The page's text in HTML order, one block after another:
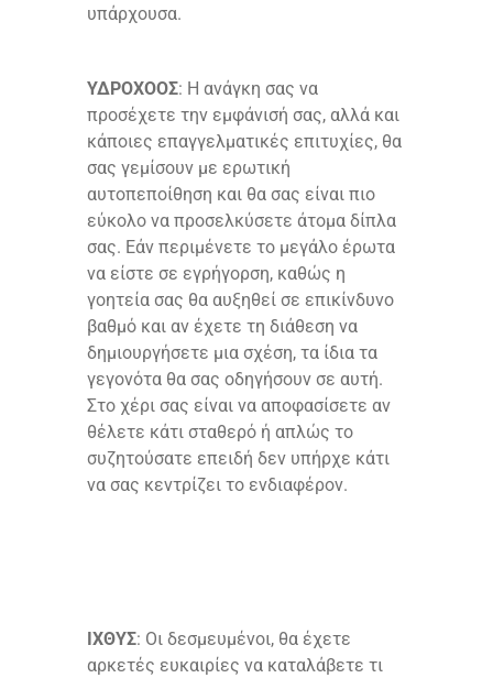
υπάρχουσα.
ΥΔΡΟΧΟΟΣ: Η ανάγκη σας να
προσέχετε την εμφάνισή σας, αλλά και
κάποιες επαγγελματικές επιτυχίες, θα
σας γεμίσουν με ερωτική
αυτοπεποίθηση και θα σας είναι πιο
εύκολο να προσελκύσετε άτομα δίπλα
σας. Εάν περιμένετε το μεγάλο έρωτα
να είστε σε εγρήγορση, καθώς η
γοητεία σας θα αυξηθεί σε επικίνδυνο
βαθμό και αν έχετε τη διάθεση να
δημιουργήσετε μια σχέση, τα ίδια τα
γεγονότα θα σας οδηγήσουν σε αυτή.
Στο χέρι σας είναι να αποφασίσετε αν
θέλετε κάτι σταθερό ή απλώς το
συζητούσατε επειδή δεν υπήρχε κάτι
να σας κεντρίζει το ενδιαφέρον.
ΙΧΘΥΣ: Οι δεσμευμένοι, θα έχετε
αρκετές ευκαιρίες να καταλάβετε τι